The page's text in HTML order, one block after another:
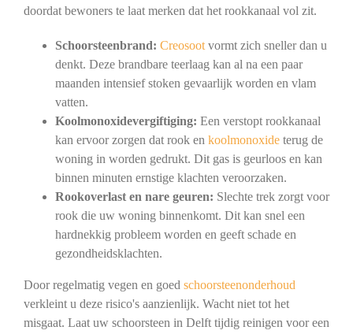
doordat bewoners te laat merken dat het rookkanaal vol zit.
Schoorsteenbrand: Creosootvormt zich sneller dan u
denkt. Deze brandbare teerlaag kan al na een paar
maanden intensief stoken gevaarlijk worden en vlam
vatten.
Koolmonoxidevergiftiging: Een verstopt rookkanaal
kan ervoor zorgen dat rook en koolmonoxideterug de
woning in worden gedrukt. Dit gas is geurloos en kan
binnen minuten ernstige klachten veroorzaken.
Rookoverlast en nare geuren: Slechte trek zorgt voor
rook die uw woning binnenkomt. Dit kan snel een
hardnekkig probleem worden en geeft schade en
gezondheidsklachten.
Door regelmatig vegen en goed schoorsteenonderhoud
verkleint u deze risico's aanzienlijk. Wacht niet tot het
misgaat. Laat uw schoorsteen in Delft tijdig reinigen voor een